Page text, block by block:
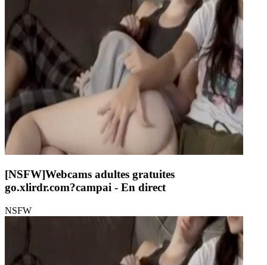
[NSFW]Webcams adultes gratuites
go.xlirdr.com?campai - En direct
NSFW